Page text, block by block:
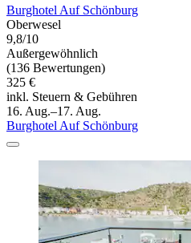
Burghotel Auf Schönburg
Oberwesel
9,8/10
Außergewöhnlich
(136 Bewertungen)
325 €
inkl. Steuern & Gebühren
16. Aug.–17. Aug.
Burghotel Auf Schönburg